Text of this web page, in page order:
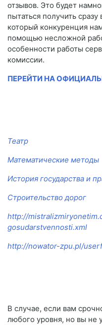
отзывов. Это будет
пытаться получить
который конкуренция
помощью несложной
особенности работы
комиссии.
ПЕРЕЙТИ НА
Театр
Математические методы
История государства и
Строительство дорог
http://
gosudarstvennosti.xml
http://nowator-zpu.pl/
В случае, если вам
любого уровня, но вы не